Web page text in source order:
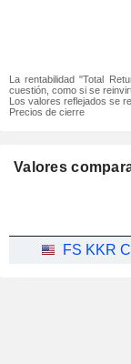
La rentabilidad "Total
cuestión, como si se
Los valores reflejados se
Precios de cierre
Valores
FS KKR